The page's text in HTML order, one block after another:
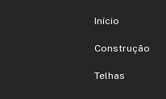
Início
Construção
Telhas